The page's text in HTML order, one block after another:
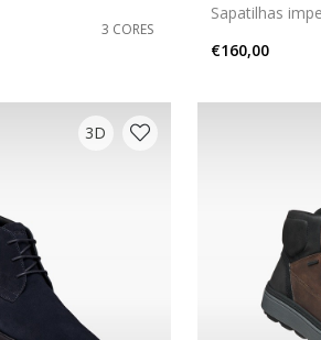
3 CORES
Sapatilhas
€160,00
3D